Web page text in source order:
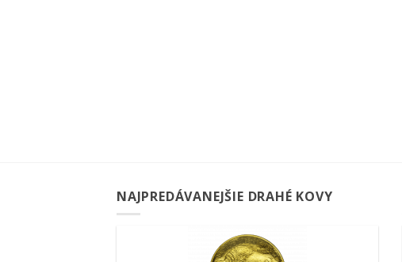
NAJPREDÁVANEJŠIE DRAHÉ KOVY